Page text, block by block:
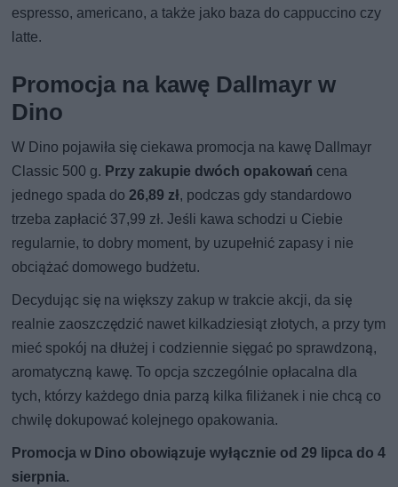
espresso, americano, a także jako baza do cappuccino czy
latte.
Promocja na kawę Dallmayr w
Dino
W Dino pojawiła się ciekawa promocja na kawę Dallmayr
Classic 500 g. Przy zakupie dwóch opakowań cena
jednego spada do26,89 zł, podczas gdy standardowo
trzeba zapłacić 37,99 zł. Jeśli kawa schodzi u Ciebie
regularnie, to dobry moment, by uzupełnić zapasy i nie
obciążać domowego budżetu.
Decydując się na większy zakup w trakcie akcji, da się
realnie zaoszczędzić nawet kilkadziesiąt złotych, a przy tym
mieć spokój na dłużej i codziennie sięgać po sprawdzoną,
aromatyczną kawę. To opcja szczególnie opłacalna dla
tych, którzy każdego dnia parzą kilka filiżanek i nie chcą co
chwilę dokupować kolejnego opakowania.
Promocja w Dino obowiązuje wyłącznie od 29 lipca do 4
sierpnia.